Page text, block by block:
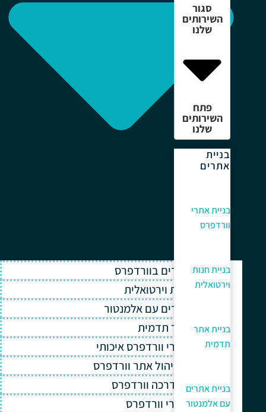
סגור
השירותים
שלנו
פתח
השירותים
שלנו
בניית
אתרים
בניית אתרי
וורדפרס
בניית חנות
וירטואלית
בניית אתר
תדמית
בניית אתרים
עם אלמנטור
בניית אתרים בוורדפרס
בניית חנות וירטואלית
בניית אתרים עם אלמנטור
בניית אתר תדמית
אחסון אתרי וורדפרס איכותי
תחזוקה וניהול אתר וורדפרס
תמיכה והדרכה וורדפרס
קידום אתרי וורדפרס